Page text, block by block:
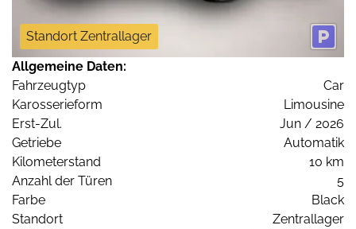
Standort Zentrallager
Allgemeine Daten:
Fahrzeugtyp
Car
Karosserieform
Limousine
Erst-Zul.
Jun / 2026
Getriebe
Automatik
Kilometerstand
10 km
Anzahl der Türen
5
Farbe
Black
Standort
Zentrallager